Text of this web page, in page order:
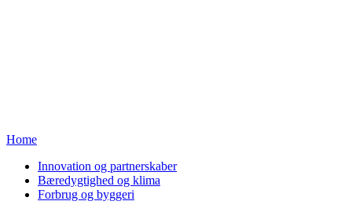
Home
Innovation og partnerskaber
Bæredygtighed og klima
Forbrug og byggeri